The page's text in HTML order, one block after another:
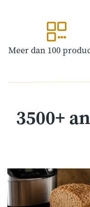
Meer dan 100
3500+